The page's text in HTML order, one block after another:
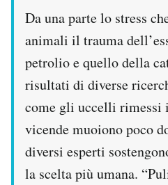
Da una parte lo stress
animali il trauma
petrolio e quello della
risultati di diverse
come gli uccelli
vicende muoiono poco
diversi esperti
la scelta più umana.